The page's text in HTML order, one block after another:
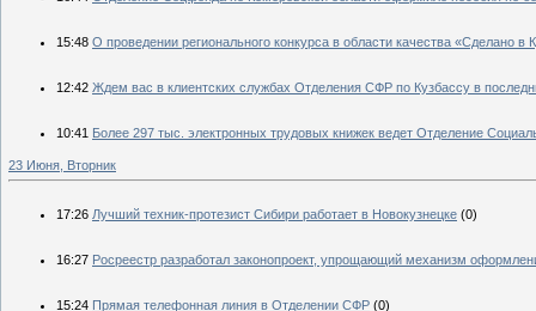
15:48 О проведении регионального конкурса в области качества «Сделано в
12:42 Ждем вас в клиентских службах Отделения СФР по Кузбассу в
10:41 Более 297 тыс. электронных трудовых книжек ведет Отделение
23 Июня, Вторник
17:26 Лучший техник-протезист Сибири работает в Новокузнецке (0)
16:27 Росреестр разработал законопроект, упрощающий механизм
15:24 Прямая телефонная линия в Отделении СФР (0)